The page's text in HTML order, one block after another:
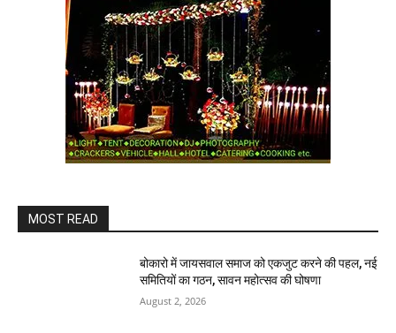
MOST READ
बोकारो में जायसवाल समाज को एकजुट करने की पहल, नई
समितियों का गठन, सावन महोत्सव की घोषणा
August 2, 2026